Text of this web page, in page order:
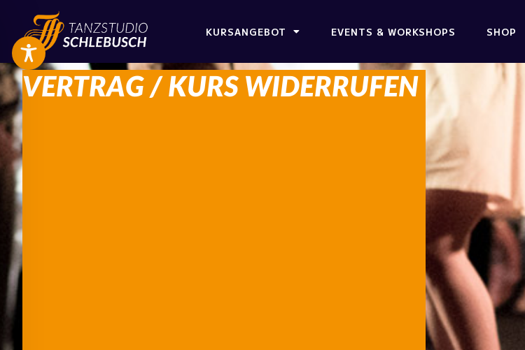
KURSANGEBOT EVENTS & WORKSHOPS SHOP
VERTRAG / KURS WIDERRUFEN